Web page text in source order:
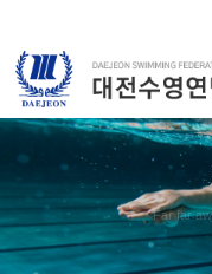
Far far